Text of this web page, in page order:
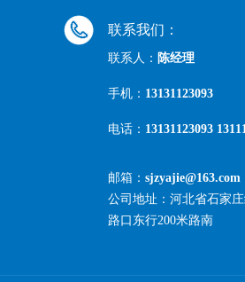
联系我们：
联系人： 陈经理
手机： 13131123093
电话： 13131123093
邮箱： sjzyajie@163.com
公司地址：河北省石家
路口东行200米路南